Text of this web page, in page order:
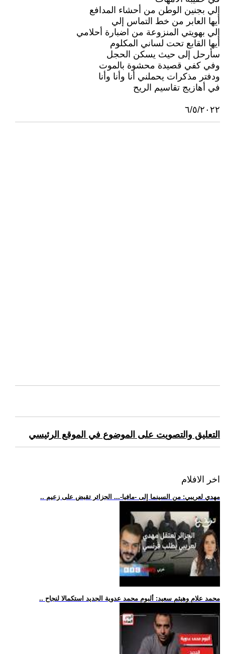
إلي بجنين الوطن من أحشاء المدافع
أيها العابر من خط التماس إلي
إلي بهويتي المنزوعة من اضبارة أحلامي
أيها القابع تحت لساني المكلوم
سأرحل إلى حيث يسكن الحجل
وفي كفي قصيدة محشوة بالموت
ودفتر مذكرات يحملني أنا وأنا وأنا
في أهازيج تقاسيم الريح
٦/٥/٢٠٢٢
التعليق والتصويت على الموضوع في الموقع الرئيسي
اخر الافلام
.. مهدي لعريبي: من السينما إلى -مافيا-... الجزائر تقبض على زعيم
.. محمد علام وهيثم سعيد: ألبوم محمد عدوية الجديد استكمالا لنجاح